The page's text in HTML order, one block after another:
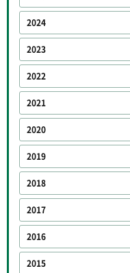
2024
2023
2022
2021
2020
2019
2018
2017
2016
2015